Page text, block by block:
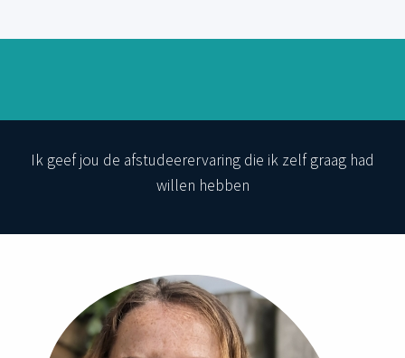
Ik geef jou de afstudeerervaring die ik zelf graag had
willen hebben